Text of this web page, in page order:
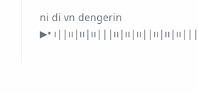
ni di vn dengerin
▶•